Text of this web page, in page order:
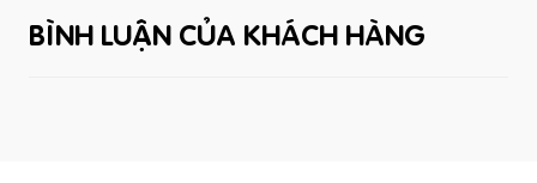
BÌNH LUẬN CỦA KHÁCH HÀNG